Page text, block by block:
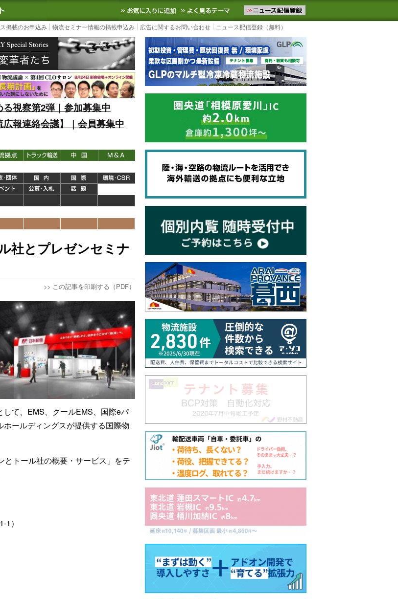
大の物流ニュースサイト3PL, SCMなど国内外の最新の物流ニュースをお届けします。物流ニュースメール配信を登録す
お気に入りに追加 よく見るテーマ
掲載のお申込み 物流セミナー情報の掲載申込み 広告に関するお問い合わせ ニュース配信登録（無料）
視察第2弾｜参加募集中
報連絡会議】｜会員募集中
社とプレゼンセミナ
>> この記事を印刷する（PDF）
て、EMS、クールEMS、国際eパ
ールディングスが提供する国際物
とトール社の概要・サービス」をテ
）